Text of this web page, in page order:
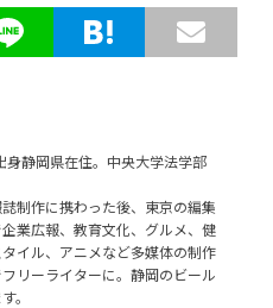
身静岡県在住。中央大学法学部
制作に携わった後、東京の編集
業広報、教育文化、グルメ、健
イル、アニメなど多媒体の制作
リーライターに。静岡のビール
。